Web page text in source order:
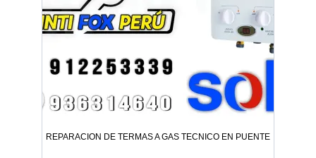
REPARACION DE TERMAS A GAS TECNICO EN PUENTE PIEDRA